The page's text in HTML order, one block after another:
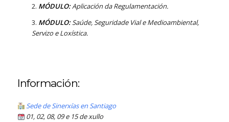
MÓDULO:Aplicación da Regulamentación.
MÓDULO:Saúde, Seguridade Vial e Medioambiental,
Servizo e Loxística.
Información:
Sede de Sinerxías en Santiago
01, 02, 08, 09 e 15 de xullo